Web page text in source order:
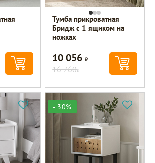
Тумба прикроватная
Бридж с 1 ящиком на
ножках
10 056Р
16 760Р
- 30%